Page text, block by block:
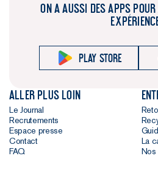
ON A AUSSI DES APPS POUR
Play store
Aller plus loin
Le Journal
Recrutements
Espace presse
Contact
FAQ
La
Nos